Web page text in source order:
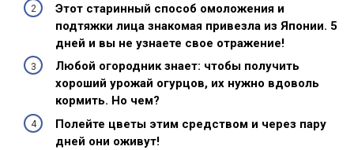
Этот старинный способ омоложения и
подтяжки лица знакомая привезла из Японии. 5
дней и вы не узнаете свое отражение!
Любой огородник знает: чтобы получить
хороший урожай огурцов, их нужно вдоволь
кормить. Но чем?
Полейте цветы этим средством и через пару
дней они оживут!